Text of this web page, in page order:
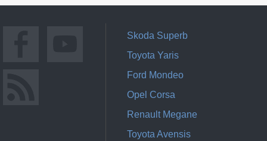
Skoda Superb
Toyota Yaris
Ford Mondeo
Opel Corsa
Renault Megane
Toyota Avensis